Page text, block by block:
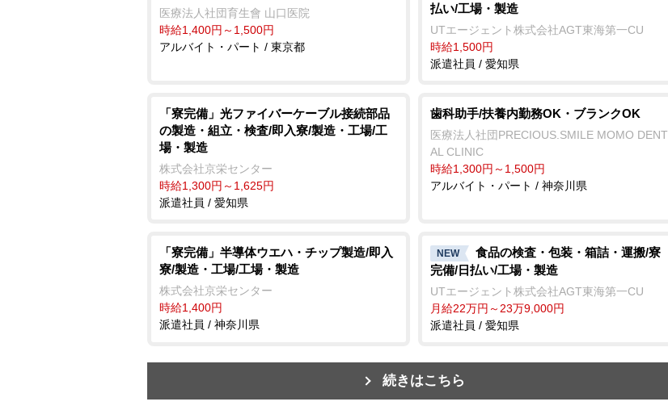
医療法人社団育生會 山口医院
時給1,400円～1,500円
アルバイト・パート / 東京都
払い/工場・製造
UTエージェント株式会社AGT東海第一CU
時給1,500円
派遣社員 / 愛知県
「寮完備」光ファイバーケーブル接続部品
の製造・組立・検査/即入寮/製造・工場/工
場・製造
株式会社京栄センター
時給1,300円～1,625円
派遣社員 / 愛知県
歯科助手/扶養内勤務OK・ブランクOK
医療法人社団PRECIOUS.SMILE MOMO DENT
AL CLINIC
時給1,300円～1,500円
アルバイト・パート / 神奈川県
「寮完備」半導体ウエハ・チップ製造/即入
寮/製造・工場/工場・製造
株式会社京栄センター
時給1,400円
派遣社員 / 神奈川県
NEW
食品の検査・包装・箱詰・運搬/寮
完備/日払い/工場・製造
UTエージェント株式会社AGT東海第一CU
月給22万円～23万9,000円
派遣社員 / 愛知県
続きはこちら